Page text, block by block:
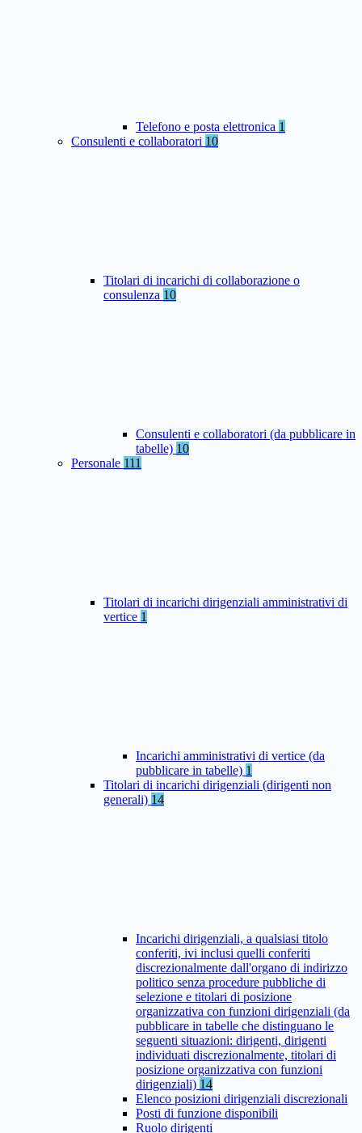
Telefono e posta elettronica 1
Consulenti e collaboratori 10
Titolari di incarichi di collaborazione o
consulenza 10
Consulenti e collaboratori (da pubblicare in
tabelle) 10
Personale 111
Titolari di incarichi dirigenziali amministrativi di
vertice 1
Incarichi amministrativi di vertice (da
pubblicare in tabelle) 1
Titolari di incarichi dirigenziali (dirigenti non
generali) 14
Incarichi dirigenziali, a qualsiasi titolo
conferiti, ivi inclusi quelli conferiti
discrezionalmente dall'organo di indirizzo
politico senza procedure pubbliche di
selezione e titolari di posizione
organizzativa con funzioni dirigenziali (da
pubblicare in tabelle che distinguano le
seguenti situazioni: dirigenti, dirigenti
individuati discrezionalmente, titolari di
posizione organizzativa con funzioni
dirigenziali) 14
Elenco posizioni dirigenziali discrezionali
Posti di funzione disponibili
Ruolo dirigenti